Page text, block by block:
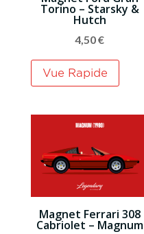
Torino – Starsky &
Hutch
4,50€
Vue Rapide
Magnet Ferrari 308
Cabriolet – Magnum